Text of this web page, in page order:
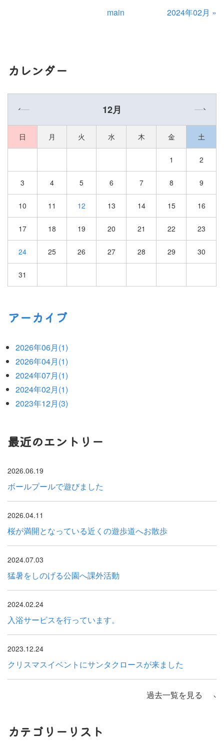
main 2024年02月 »
カレンダー
« 12月 »
日 月 火 水 木 金 土
1 2
3 4 5 6 7 8 9
10 11 12 13 14 15 16
17 18 19 20 21 22 23
24 25 26 27 28 29 30
31
アーカイブ
2026年06月(1)
2026年04月(1)
2024年07月(1)
2024年02月(1)
2023年12月(3)
最近のエントリー
2026.06.19
ボールプールで遊びました
2026.04.11
桜が満開となっている近くの遊歩道へお散歩
2024.07.03
猛暑をしのげる公園へ課外活動
2024.02.24
入浴サービスを行っています。
2023.12.24
クリスマスイベントにサンタクロースが来ました
過去一覧を見る
カテゴリーリスト